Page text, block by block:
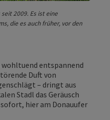
2009. Es ist eine
die es auch früher, vor den
entspannend
Duft von
– dringt aus
Stadl das Geräusch
hier am Donauufer